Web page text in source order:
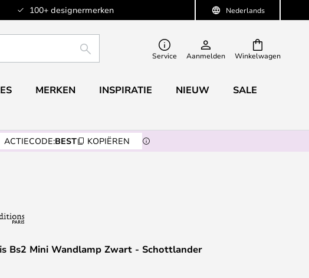
Nederlands
100+ designermerken
Winkelwagen
ZOEKEN Service Aanmelden
MERKEN INSPIRATIE NIEUW SALE
ACTIECODE:BEST KOPIËREN
Bs2 Mini Wandlamp Zwart - Schottlander